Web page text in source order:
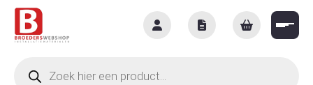
Skip
content
zoeken